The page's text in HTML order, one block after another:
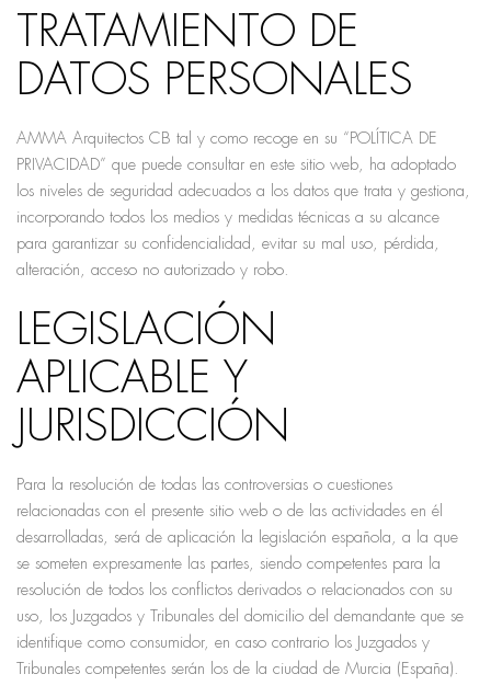
TRATAMIENTO DE
DATOS PERSONALES
AMMA Arquitectos CB tal y como recoge en su “POLÍTICA DE
PRIVACIDAD” que puede consultar en este sitio web, ha adoptado
los niveles de seguridad adecuados a los datos que trata y gestiona,
incorporando todos los medios y medidas técnicas a su alcance
para garantizar su confidencialidad, evitar su mal uso, pérdida,
alteración, acceso no autorizado y robo.
LEGISLACIÓN
APLICABLE Y
JURISDICCIÓN
Para la resolución de todas las controversias o cuestiones
relacionadas con el presente sitio web o de las actividades en él
desarrolladas, será de aplicación la legislación española, a la que
se someten expresamente las partes, siendo competentes para la
resolución de todos los conflictos derivados o relacionados con su
uso, los Juzgados y Tribunales del domicilio del demandante que se
identifique como consumidor, en caso contrario los Juzgados y
Tribunales competentes serán los de la ciudad de Murcia (España).